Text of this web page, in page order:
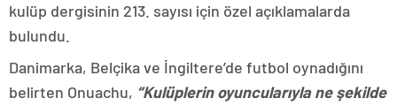
kulüp dergisinin 213. sayısı için özel açıklamalarda
bulundu.
Danimarka, Belçika ve İngiltere’de futbol oynadığını
belirten Onuachu, “Kulüplerin oyuncularıyla ne şekilde